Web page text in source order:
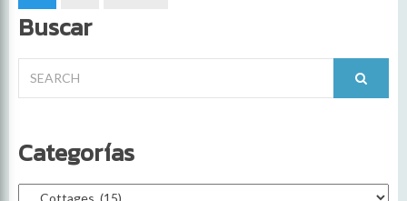
Buscar
for:
Categorías
Categorías